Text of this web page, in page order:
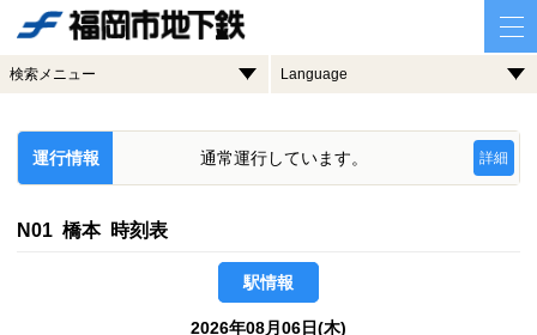
検索メニュー Language
運行情報 通常運行しています。 詳細
N01 橋本 時刻表
駅情報
2026年08月06日(木)